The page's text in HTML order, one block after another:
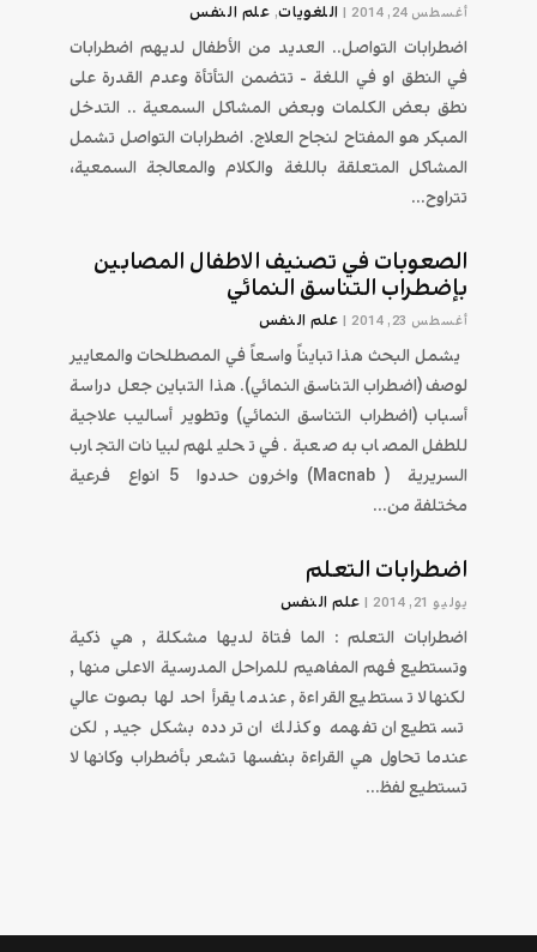
أغسطس 24, 2014 | اللغويات, علم النفس
اضطرابات التواصل.. العديد من الأطفال لديهم اضطرابات
في النطق او في اللغة - تتضمن التأتأة وعدم القدرة على
نطق بعض الكلمات وبعض المشاكل السمعية .. التدخل
المبكر هو المفتاح لنجاح العلاج. اضطرابات التواصل تشمل
المشاكل المتعلقة باللغة والكلام والمعالجة السمعية،
تتراوح...
الصعوبات في تصنيف الاطفال المصابين
بإضطراب التناسق النمائي
أغسطس 23, 2014 | علم النفس
يشمل البحث هذا تبايناً واسعاً في المصطلحات والمعايير
لوصف (اضطراب التناسق النمائي). هذا التباين جعل دراسة
أسباب (اضطراب التناسق النمائي) وتطوير أساليب علاجية
للطفل المصاب به صعبة. في تحليلهم لبيانات التجارب
السريرية ( Macnab) واخرون حددوا 5 انواع فرعية
مختلفة من...
اضطرابات التعلم
يوليو 21, 2014 | علم النفس
اضطرابات التعلم : الما فتاة لديها مشكلة , هي ذكية
وتستطيع فهم المفاهيم للمراحل المدرسية الاعلى منها ,
لكنها لا تستطيع القراءة , عندما يقرأ احد لها بصوت عالي
تستطيع ان تفهمه و كذلك ان تردده بشكل جيد , لكن
عندما تحاول هي القراءة بنفسها تشعر بأضطراب وكانها لا
تستطيع لفظ...